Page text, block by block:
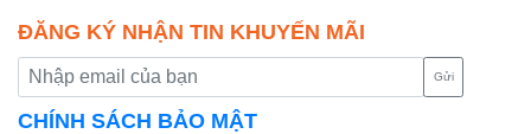
ĐĂNG KÝ NHẬN TIN KHUYẾN MÃI
Gửi
CHÍNH SÁCH BẢO MẬT